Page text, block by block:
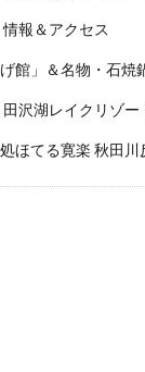
報＆アクセス
館」＆名物・石焼
沢湖レイクリゾー
ほてる寛楽 秋田川